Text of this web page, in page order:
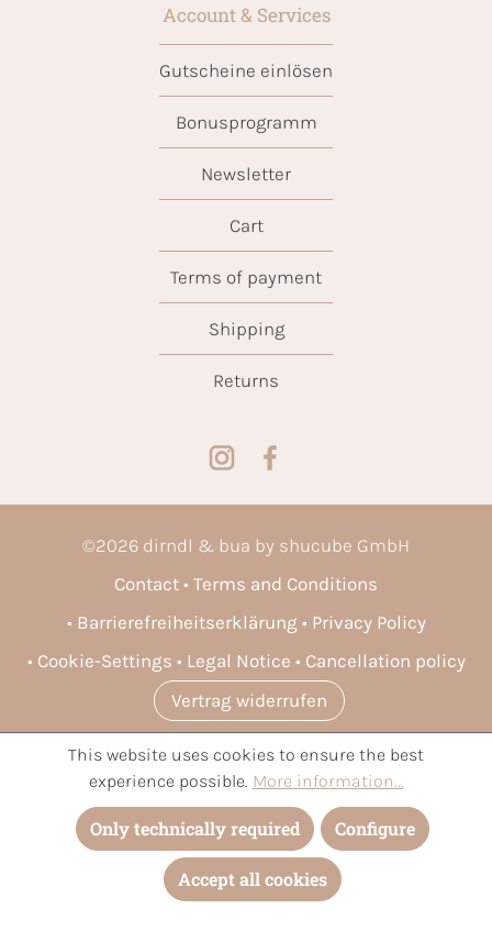
Account & Services
Gutscheine einlösen
Bonusprogramm
Newsletter
Cart
Terms of payment
Shipping
Returns
©2026 dirndl & bua by shucube GmbH
Contact
Terms and Conditions
Barrierefreiheitserklärung
Privacy Policy
Cookie-Settings
Legal Notice
Cancellation policy
Vertrag widerrufen
* All prices incl. VAT plusshipping costsand possible delivery
charges, if not stated otherwise.
This website uses cookies to ensure the best
experience possible. More information...
Only technically required Configure
Accept all cookies